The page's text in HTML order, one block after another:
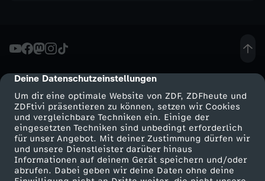
cmp-dialog-description
Deine Datenschutzeinstellungen
Um dir eine optimale Website von ZDF, ZDFheute und
ZDFtivi präsentieren zu können, setzen wir Cookies
und vergleichbare Techniken ein. Einige der
eingesetzten Techniken sind unbedingt erforderlich
für unser Angebot. Mit deiner Zustimmung dürfen wir
und unsere Dienstleister darüber hinaus
Informationen auf deinem Gerät speichern und/oder
abrufen. Dabei geben wir deine Daten ohne deine
u
u
n
d
P
Mehr ZDF
ZDF-Apps
Service
ZDFmitreden